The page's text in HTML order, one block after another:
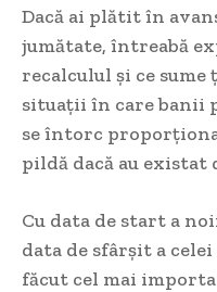
Dacă ai plătit în
jumătate, întreabă
recalculul și ce
situații în care banii
se întorc
pildă dacă au
Cu data de start a
data de sfârșit a
făcut cel mai